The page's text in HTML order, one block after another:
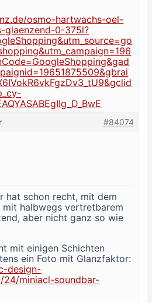
osmo-hartwachs-oel-
glaenzend-0-375l?
#84074
hat schon recht, mit dem
mit halbwegs vertretbarem
aber nicht ganz so wie
mit einigen Schichten
ein Foto mit Glanzfaktor:
design-
24/miniacl-soundbar-